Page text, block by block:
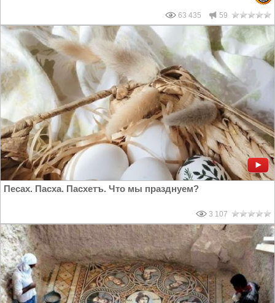
63 435 59
Песах. Пасха. Пасхетъ. Что мы празднуем?
3 107